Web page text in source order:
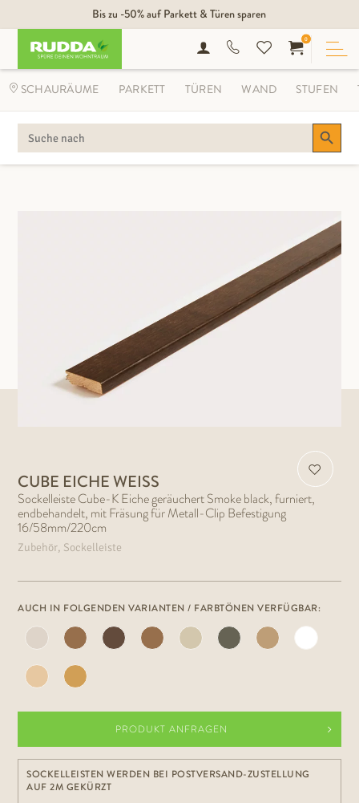
Bis zu -50% auf Parkett & Türen sparen
SEARCH
FOR:
Search Button
0
SCHAURÄUME PARKETT TÜREN WAND STUFEN
CUBE EICHE WEISS
Sockelleiste Cube-K Eiche geräuchert Smoke black, furniert,
endbehandelt, mit Fräsung für Metall-Clip Befestigung
16/58mm/220cm
Zubehör, Sockelleiste
AUCH IN FOLGENDEN VARIANTEN / FARBTÖNEN VERFÜGBAR:
PRODUKT ANFRAGEN
SOCKELLEISTEN WERDEN BEI POSTVERSAND-ZUSTELLUNG
AUF 2M GEKÜRZT